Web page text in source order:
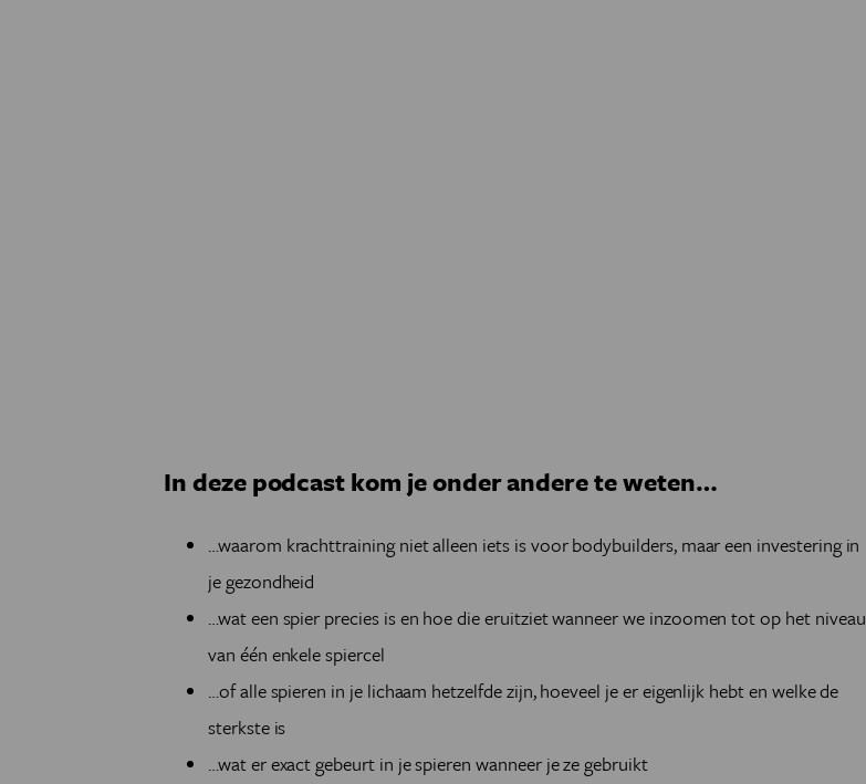
In deze podcast kom je onder andere te weten…
…waarom krachttraining niet alleen iets is voor bodybuilders, maar een investering in
je gezondheid
…wat een spier precies is en hoe die eruitziet wanneer we inzoomen tot op het niveau
van één enkele spiercel
…of alle spieren in je lichaam hetzelfde zijn, hoeveel je er eigenlijk hebt en welke de
sterkste is
…wat er exact gebeurt in je spieren wanneer je ze gebruikt